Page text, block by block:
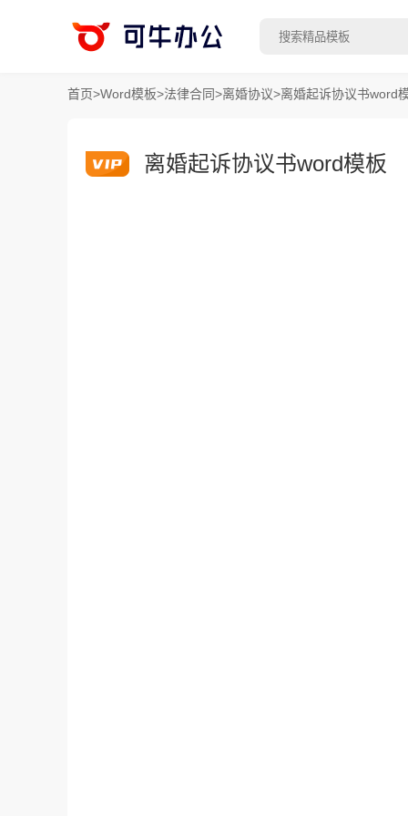
首页>Word模板>法律合同>离婚协议>离婚起诉协议书word
离婚起诉协议书word模板